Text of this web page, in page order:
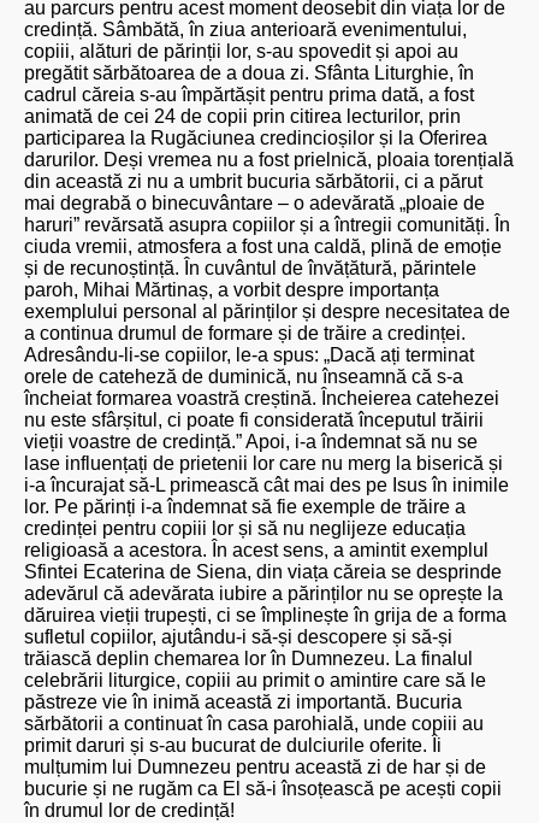
au parcurs pentru acest moment deosebit din viața lor de
credință. Sâmbătă, în ziua anterioară evenimentului,
copiii, alături de părinții lor, s-au spovedit și apoi au
pregătit sărbătoarea de a doua zi. Sfânta Liturghie, în
cadrul căreia s-au împărtășit pentru prima dată, a fost
animată de cei 24 de copii prin citirea lecturilor, prin
participarea la Rugăciunea credincioșilor și la Oferirea
darurilor. Deși vremea nu a fost prielnică, ploaia torențială
din această zi nu a umbrit bucuria sărbătorii, ci a părut
mai degrabă o binecuvântare – o adevărată „ploaie de
haruri” revărsată asupra copiilor și a întregii comunități. În
ciuda vremii, atmosfera a fost una caldă, plină de emoție
și de recunoștință. În cuvântul de învățătură, părintele
paroh, Mihai Mărtinaș, a vorbit despre importanța
exemplului personal al părinților și despre necesitatea de
a continua drumul de formare și de trăire a credinței.
Adresându-li-se copiilor, le-a spus: „Dacă ați terminat
orele de cateheză de duminică, nu înseamnă că s-a
încheiat formarea voastră creștină. Încheierea catehezei
nu este sfârșitul, ci poate fi considerată începutul trăirii
vieții voastre de credință.” Apoi, i-a îndemnat să nu se
lase influențați de prietenii lor care nu merg la biserică și
i-a încurajat să-L primească cât mai des pe Isus în inimile
lor. Pe părinți i-a îndemnat să fie exemple de trăire a
credinței pentru copiii lor și să nu neglijeze educația
religioasă a acestora. În acest sens, a amintit exemplul
Sfintei Ecaterina de Siena, din viața căreia se desprinde
adevărul că adevărata iubire a părinților nu se oprește la
dăruirea vieții trupești, ci se împlinește în grija de a forma
sufletul copiilor, ajutându-i să-și descopere și să-și
trăiască deplin chemarea lor în Dumnezeu. La finalul
celebrării liturgice, copiii au primit o amintire care să le
păstreze vie în inimă această zi importantă. Bucuria
sărbătorii a continuat în casa parohială, unde copiii au
primit daruri și s-au bucurat de dulciurile oferite. Îi
mulțumim lui Dumnezeu pentru această zi de har și de
bucurie și ne rugăm ca El să-i însoțească pe acești copii
în drumul lor de credință!